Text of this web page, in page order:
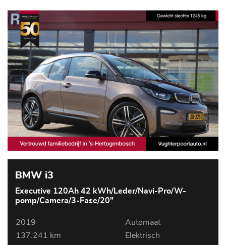
BMW i3
Executive 120Ah 42 kWh/Leder/Navi-Pro/W-
pomp/Camera/3-Fase/20"
2019
Automaat
137.241 km
Elektrisch